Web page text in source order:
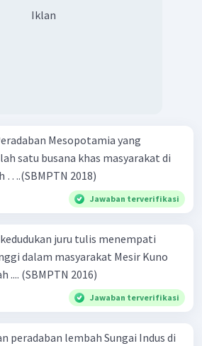
Iklan
Mesopotamia yang
satu busana khas masyarakat di
….(SBMPTN 2018)
Jawaban terverifikasi
juru tulis menempati
dalam masyarakat Mesir Kuno
.... (SBMPTN 2016)
Jawaban terverifikasi
peradaban lembah Sungai Indus di